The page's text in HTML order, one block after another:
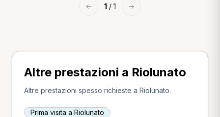
← 1 / 1 →
Altre prestazioni a Riolunato
Altre prestazioni spesso richieste a Riolunato.
Prima visita a Riolunato